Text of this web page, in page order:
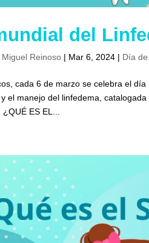
del
Miguel Reinoso | Mar 6, 2024 | Día
cada 6 de marzo se celebra el
el manejo del linfedema,
¿QUÉ ES EL...